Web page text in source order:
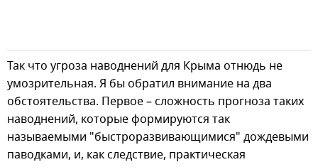
Так что угроза наводнений для Крыма отнюдь не
умозрительная. Я бы обратил внимание на два
обстоятельства. Первое – сложность прогноза таких
наводнений, которые формируются так
называемыми "быстроразвивающимися" дождевыми
паводками, и, как следствие, практическая